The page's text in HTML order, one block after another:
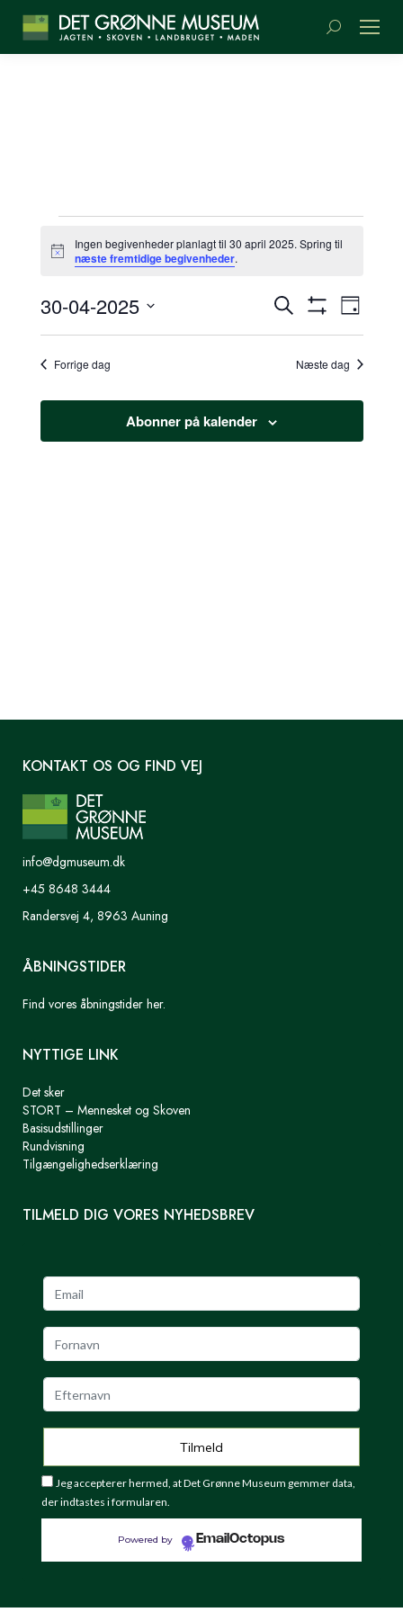
Søge:
BEGIVENHEDER
30
APRIL
2025
Meddelelse
Ingen begivenheder planlagt til 30 april 2025. Spring til
næste fremtidige begivenheder.
SØGNING
OG
Søg
Filter
Dag
30-04-2025
Vælg
Forrige dag Næste dag
Abonner på kalender
KONTAKT OS OG FIND VEJ
info@dgmuseum.dk
+45 8648 3444
Randersvej 4, 8963 Auning
ÅBNINGSTIDER
Find vores åbningstider her.
NYTTIGE LINK
Det sker
STORT – Mennesket og Skoven
Basisudstillinger
Rundvisning
Tilgængelighedserklæring
TILMELD DIG VORES NYHEDSBREV
Jeg accepterer hermed, at Det Grønne Museum gemmer data,
der indtastes i formularen.
Powered by EmailOctopus